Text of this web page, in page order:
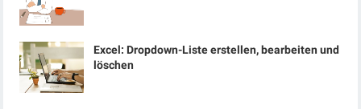
Excel: Dropdown-Liste erstellen, bearbeiten und
löschen